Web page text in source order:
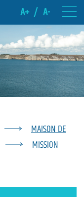
A+ / A-
MAISON DE
MISSION